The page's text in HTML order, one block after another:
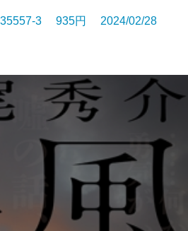
3 935円 2024/02/28